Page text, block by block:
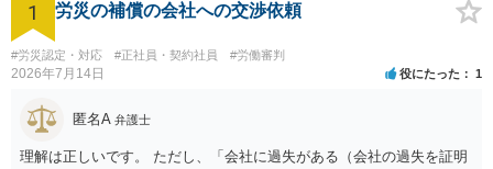
1 労災の補償の会社への交渉依頼
#労災認定・対応 #正社員・契約社員 #労働審判
2026年7月14日 役にたった 1
匿名A 弁護士
理解は正しいです。 ただし、「会社に過失がある（会社の過失を証明